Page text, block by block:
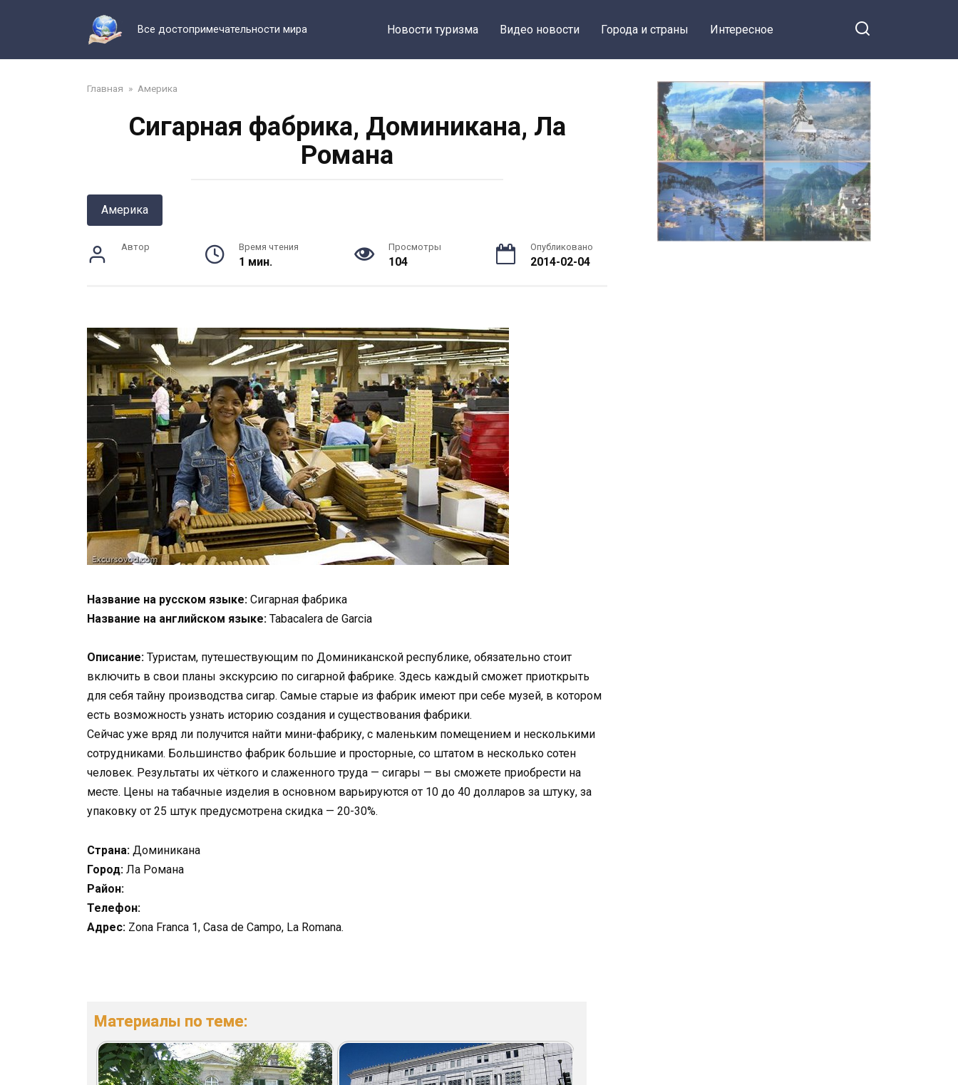
Все достопримечательности мира Новости туризма Видео новости Города и страны Интересное
Главная » Америка
Сигарная фабрика, Доминикана, Ла
Романа
Америка
Автор Время чтения
1 мин.
Просмотры
104
Опубликовано
2014-02-04
Название на русском языке: Сигарная фабрика
Название на английском языке: Tabacalera de Garcia
Описание: Туристам, путешествующим по Доминиканской республике, обязательно стоит
включить в свои планы экскурсию по сигарной фабрике. Здесь каждый сможет приоткрыть
для себя тайну производства сигар. Самые старые из фабрик имеют при себе музей, в котором
есть возможность узнать историю создания и существования фабрики.
Сейчас уже вряд ли получится найти мини-фабрику, с маленьким помещением и несколькими
сотрудниками. Большинство фабрик большие и просторные, со штатом в несколько сотен
человек. Результаты их чёткого и слаженного труда — сигары — вы сможете приобрести на
месте. Цены на табачные изделия в основном варьируются от 10 до 40 долларов за штуку, за
упаковку от 25 штук предусмотрена скидка — 20-30%.
Страна: Доминикана
Город: Ла Романа
Район:
Телефон:
Адрес: Zona Franca 1, Casa de Campo, La Romana.
Материалы по теме: